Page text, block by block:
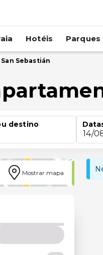
Hotéis Parques
San Sebastián
destino
14/
Mostrar mapa